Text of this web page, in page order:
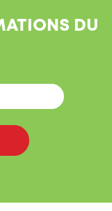
DU